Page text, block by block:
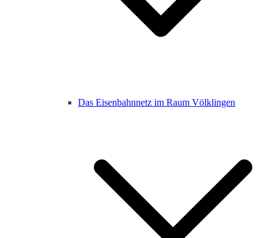
Das Eisenbahnnetz im Raum Völklingen